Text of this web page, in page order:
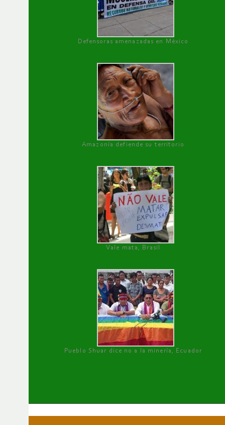
Defensoras amenazadas en México
Amazonía defiende su territorio
Vale mata, Brasil
Pueblo Shuar dice no a la minería, Ecuador